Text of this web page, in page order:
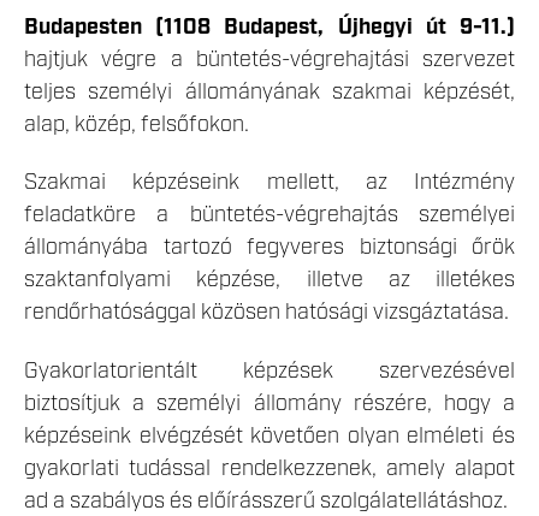
Budapesten (1108 Budapest, Újhegyi út 9-11.)
hajtjuk végre a büntetés-végrehajtási szervezet
teljes személyi állományának szakmai képzését,
alap, közép, felsőfokon.
Szakmai képzéseink mellett, az Intézmény
feladatköre a büntetés-végrehajtás személyei
állományába tartozó fegyveres biztonsági őrök
szaktanfolyami képzése, illetve az illetékes
rendőrhatósággal közösen hatósági vizsgáztatása.
Gyakorlatorientált képzések szervezésével
biztosítjuk a személyi állomány részére, hogy a
képzéseink elvégzését követően olyan elméleti és
gyakorlati tudással rendelkezzenek, amely alapot
ad a szabályos és előírásszerű szolgálatellátáshoz.